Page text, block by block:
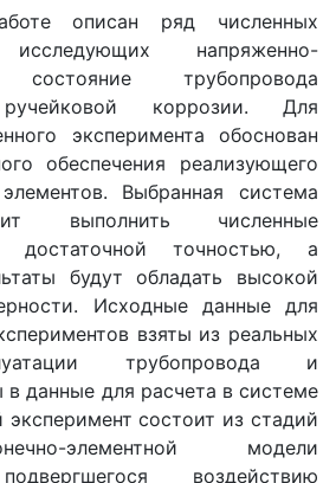
описан ряд численных
исследующих напряженно-
состояние трубопровода
ручейковой коррозии. Для
эксперимента обоснован
обеспечения реализующего
Выбранная система
выполнить численные
достаточной точностью, а
будут обладать высокой
Исходные данные для
взяты из реальных
трубопровода и
в данные для расчета в системе
эксперимент состоит из стадий
элементной модели
воздействию